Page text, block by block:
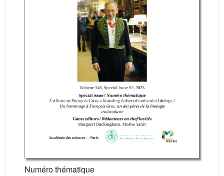
Numéro thématique